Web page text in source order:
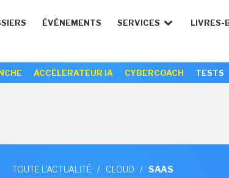
ÉVÉNEMENTS SERVICES LIVRES-
ACCÉLERATEUR IA CYBERCOACH TESTS
TOUTE L'ACTUALITÉ / CLOUD / SAAS